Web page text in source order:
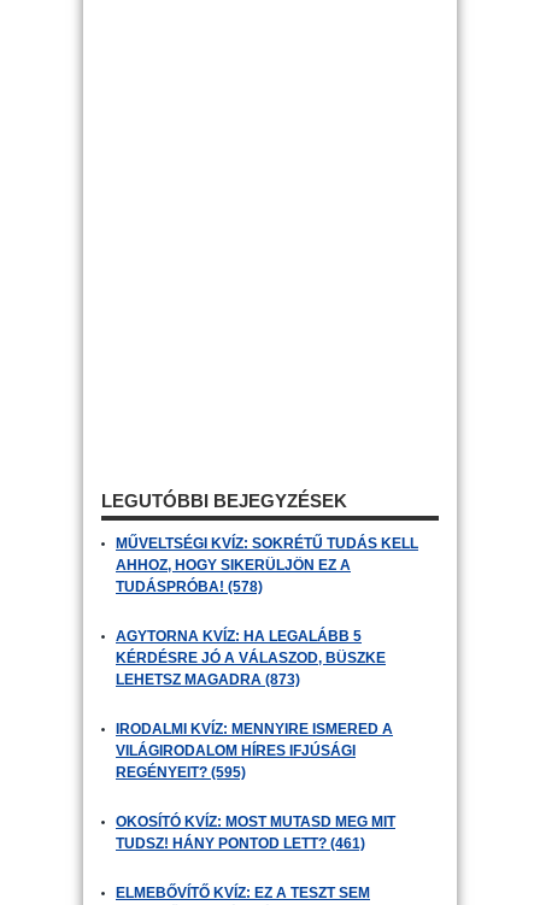
LEGUTÓBBI BEJEGYZÉSEK
MŰVELTSÉGI KVÍZ: SOKRÉTŰ TUDÁS KELL
AHHOZ, HOGY SIKERÜLJÖN EZ A
TUDÁSPRÓBA! (578)
AGYTORNA KVÍZ: HA LEGALÁBB 5
KÉRDÉSRE JÓ A VÁLASZOD, BÜSZKE
LEHETSZ MAGADRA (873)
IRODALMI KVÍZ: MENNYIRE ISMERED A
VILÁGIRODALOM HÍRES IFJÚSÁGI
REGÉNYEIT? (595)
OKOSÍTÓ KVÍZ: MOST MUTASD MEG MIT
TUDSZ! HÁNY PONTOD LETT? (461)
ELMEBŐVÍTŐ KVÍZ: EZ A TESZT SEM